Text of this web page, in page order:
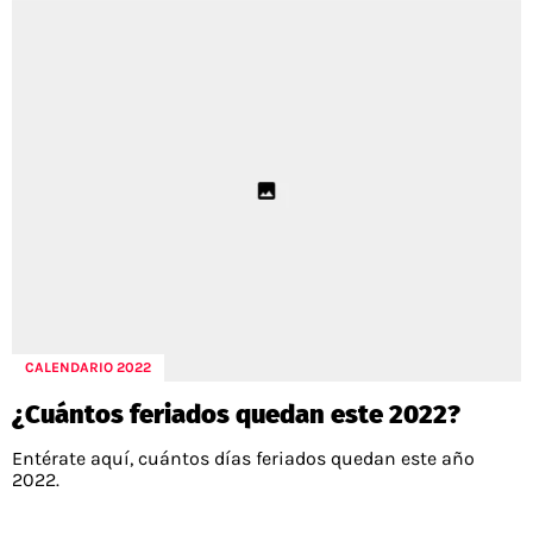
CALENDARIO 2022
¿Cuántos feriados quedan este 2022?
Entérate aquí, cuántos días feriados quedan este año
2022.